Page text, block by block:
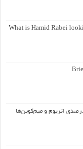
What is Hamid Rabei